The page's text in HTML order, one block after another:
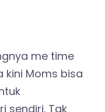
me time
kini Moms bisa
sendiri. Tak